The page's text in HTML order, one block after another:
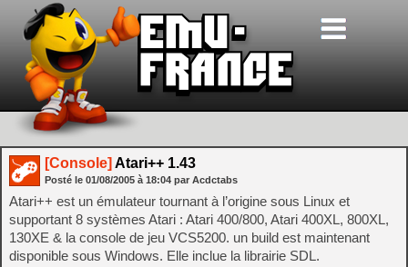
[Console] Atari++ 1.43
Posté le 01/08/2005 à 18:04 par Acdctabs
Atari++ est un émulateur tournant à l’origine sous Linux et
supportant 8 systèmes Atari : Atari 400/800, Atari 400XL, 800XL,
130XE & la console de jeu VCS5200. un build est maintenant
disponible sous Windows. Elle inclue la librairie SDL.